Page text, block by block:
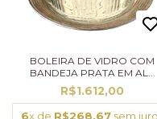
BOLEIRA DE VIDRO COM
BANDEJA PRATA EM AL...
R$1.612,00
6x de R$268,67 sem